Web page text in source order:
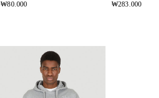
₩80.000
₩283.000